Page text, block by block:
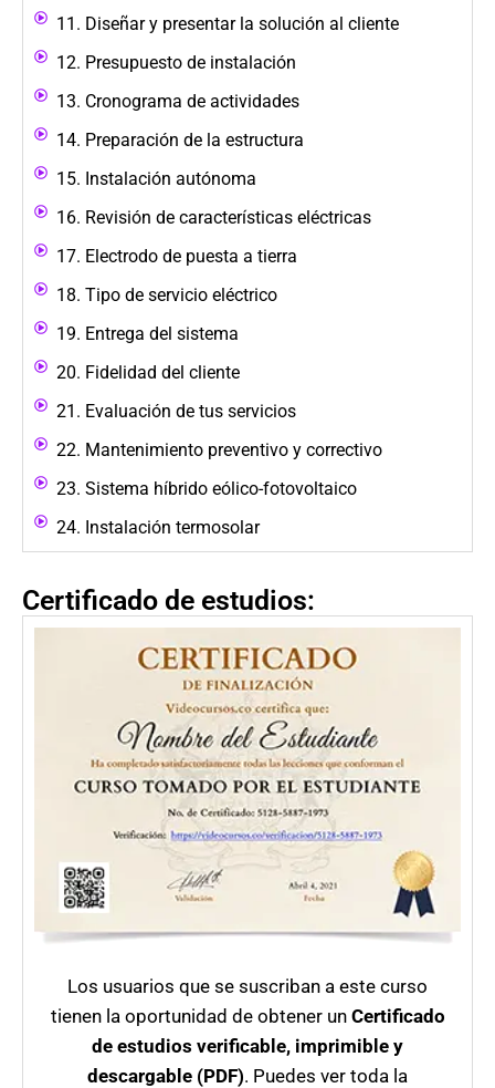
11. Diseñar y presentar la solución al cliente
12. Presupuesto de instalación
13. Cronograma de actividades
14. Preparación de la estructura
15. Instalación autónoma
16. Revisión de características eléctricas
17. Electrodo de puesta a tierra
18. Tipo de servicio eléctrico
19. Entrega del sistema
20. Fidelidad del cliente
21. Evaluación de tus servicios
22. Mantenimiento preventivo y correctivo
23. Sistema híbrido eólico-fotovoltaico
24. Instalación termosolar
Certificado de estudios:
Los usuarios que se suscriban a este curso
tienen la oportunidad de obtener un Certificado
de estudios verificable, imprimible y
descargable (PDF). Puedes ver toda la